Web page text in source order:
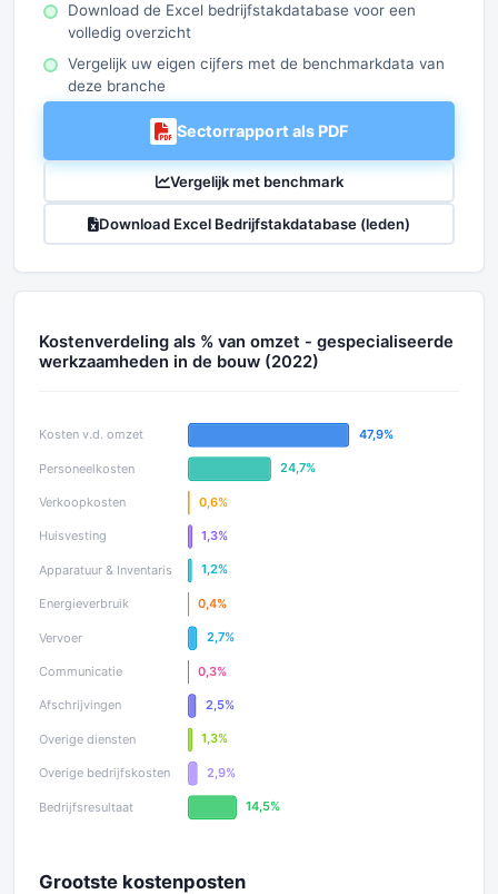
Download de Excel bedrijfstakdatabase voor een
volledig overzicht
Vergelijk uw eigen cijfers met de benchmarkdata van
deze branche
Sectorrapport als PDF
Vergelijk met benchmark
Download Excel Bedrijfstakdatabase (leden)
Kostenverdeling als % van omzet - gespecialiseerde
werkzaamheden in de bouw (2022)
Grootste kostenposten